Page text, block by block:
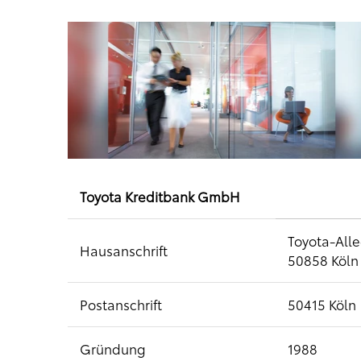
Toyota Kreditbank GmbH
Hausanschrift
Toyota-
50858 Köln
Postanschrift 50415 Köln
Gründung 1988